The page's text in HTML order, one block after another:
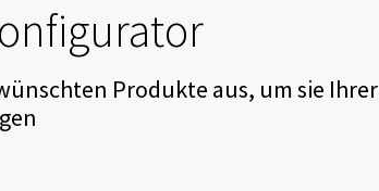
Produkte aus, um sie Ihrer